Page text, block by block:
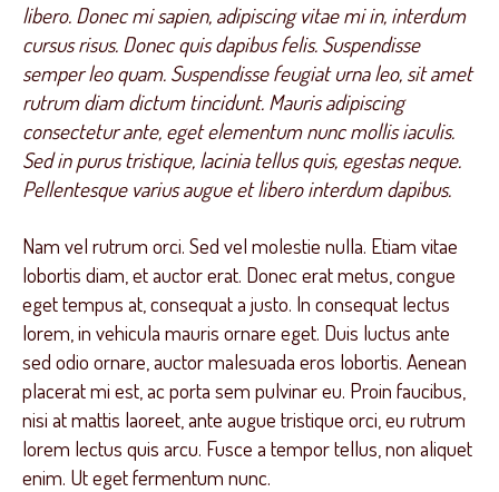
libero. Donec mi sapien, adipiscing vitae mi in, interdum
cursus risus. Donec quis dapibus felis. Suspendisse
semper leo quam. Suspendisse feugiat urna leo, sit amet
rutrum diam dictum tincidunt. Mauris adipiscing
consectetur ante, eget elementum nunc mollis iaculis.
Sed in purus tristique, lacinia tellus quis, egestas neque.
Pellentesque varius augue et libero interdum dapibus.
Nam vel rutrum orci. Sed vel molestie nulla. Etiam vitae
lobortis diam, et auctor erat. Donec erat metus, congue
eget tempus at, consequat a justo. In consequat lectus
lorem, in vehicula mauris ornare eget. Duis luctus ante
sed odio ornare, auctor malesuada eros lobortis. Aenean
placerat mi est, ac porta sem pulvinar eu. Proin faucibus,
nisi at mattis laoreet, ante augue tristique orci, eu rutrum
lorem lectus quis arcu. Fusce a tempor tellus, non aliquet
enim. Ut eget fermentum nunc.